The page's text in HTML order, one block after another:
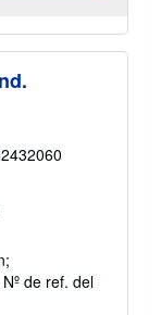
Nº de ref. del